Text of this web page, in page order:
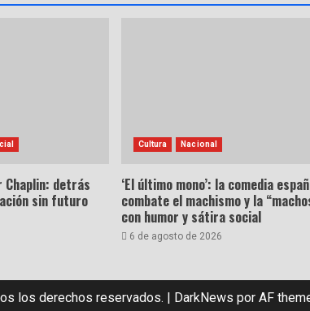
Chaplin: detrás
sin futuro
Cultura Nacional
‘El último mono’: la comedia
combate el machismo y la
con humor y sátira social
6 de agosto de 2026
los derechos reservados. | DarkNews por AF